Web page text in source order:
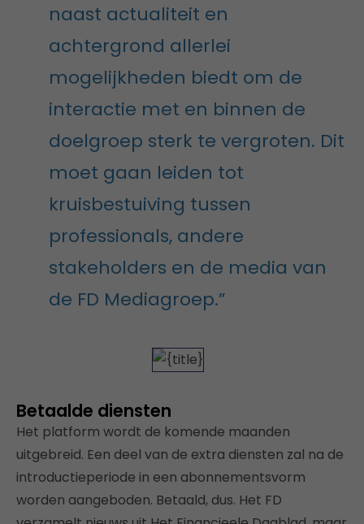
naast actualiteit en
achtergrond allerlei
mogelijkheden biedt om de
interactie met en binnen de
doelgroep sterk te vergroten. Dit
moet gaan leiden tot
kruisbestuiving tussen
professionals, andere
stakeholders en de media van
de FD Mediagroep.”
Betaalde diensten
Het platform wordt de komende maanden
uitgebreid. Een deel van de extra diensten zal na de
introductieperiode in een abonnementsvorm
worden aangeboden. Betaald, dus. Het FD